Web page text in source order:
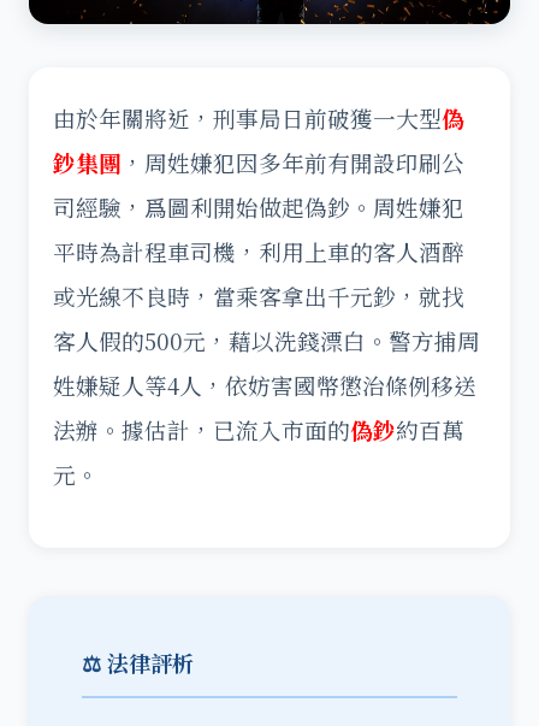
由於年關將近，刑事局日前破獲一大型偽
鈔集團 ，周姓嫌犯因多年前有開設印刷公
司經驗，爲圖利開始做起偽鈔。周姓嫌犯
平時為計程車司機，利用上車的客人酒醉
或光線不良時，當乘客拿出千元鈔，就找
客人假的500元，藉以洗錢漂白。警方捕周
姓嫌疑人等4人，依妨害國幣懲治條例移送
法辦。據估計，已流入市面的偽鈔約百萬
元。
⚖️ 法律評析